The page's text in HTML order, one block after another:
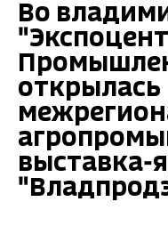
Во
открылась
выставка-